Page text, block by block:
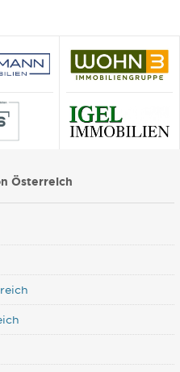
Österreich